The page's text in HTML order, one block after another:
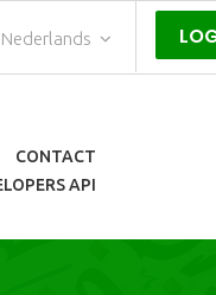
CONTACT
API